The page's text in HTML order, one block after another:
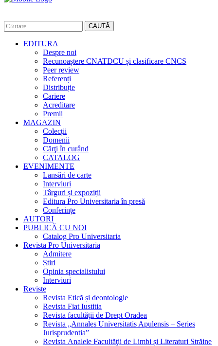
CAUTĂ
EDITURA
Despre noi
Recunoaștere CNATDCU și clasificare CNCS
Peer review
Referenți
Distribuție
Cariere
Acreditare
Premii
MAGAZIN
Colecții
Domenii
Cărţi în curând
CATALOG
EVENIMENTE
Lansări de carte
Interviuri
Târguri și expoziții
Editura Pro Universitaria în presă
Conferințe
AUTORI
PUBLICĂ CU NOI
Catalog Pro Universitaria
Revista Pro Universitaria
Admitere
Știri
Opinia specialistului
Interviuri
Reviste
Revista Etică și deontologie
Revista Fiat Iustitia
Revista facultății de Drept Oradea
Revista „Annales Universitatis Apulensis – Series
Jurisprudentia”
Revista Analele Facultăţii de Limbi și Literaturi Străine